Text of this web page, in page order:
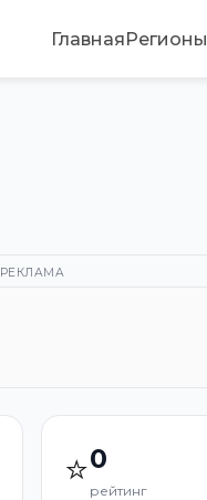
ГлавнаяРегионы
РЕКЛАМА
⭐0
рейтинг